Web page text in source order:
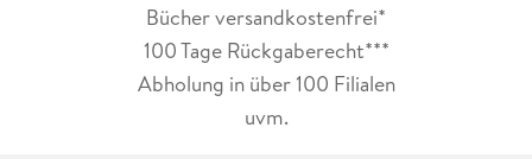
Bücher versandkostenfrei*
100 Tage Rückgaberecht***
Abholung in über 100 Filialen
uvm.